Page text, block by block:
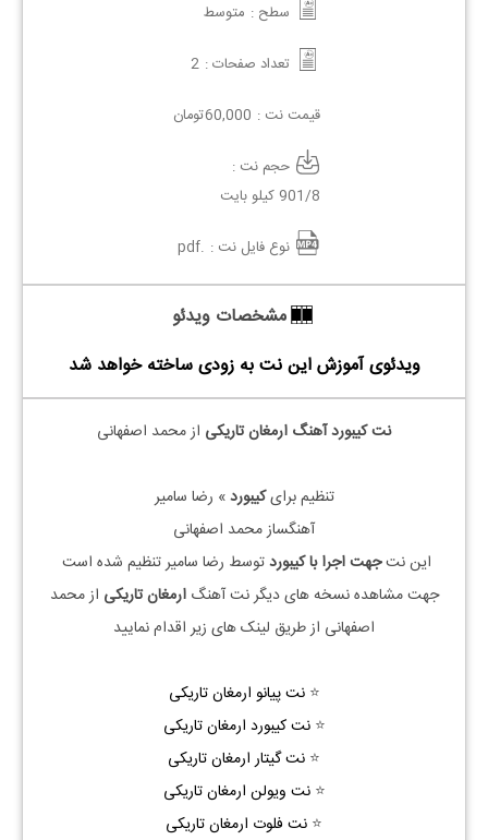
سطح : متوسط
تعداد صفحات : 2
قیمت نت : 60,000تومان
حجم نت :
901/8 کیلو بایت
نوع فایل نت : .pdf
مشخصات ویدئو
ویدئوی آموزش این نت به زودی ساخته خواهد شد
نت کیبورد آهنگ ارمغان تاریکی از محمد اصفهانی
تنظیم برایکیبورد» رضا سامیر
آهنگساز محمد اصفهانی
این نتجهت اجرا با کیبوردتوسط رضا سامیر تنظیم شده است
جهت مشاهده نسخه های دیگر نت آهنگارمغان تاریکی از محمد
اصفهانی از طریق لینک های زیر اقدام نمایید
⭐نت پیانو ارمغان تاریکی
⭐نت کیبورد ارمغان تاریکی
⭐ نت گیتار ارمغان تاریکی
⭐نت ویولن ارمغان تاریکی
⭐ نت فلوت ارمغان تاریکی